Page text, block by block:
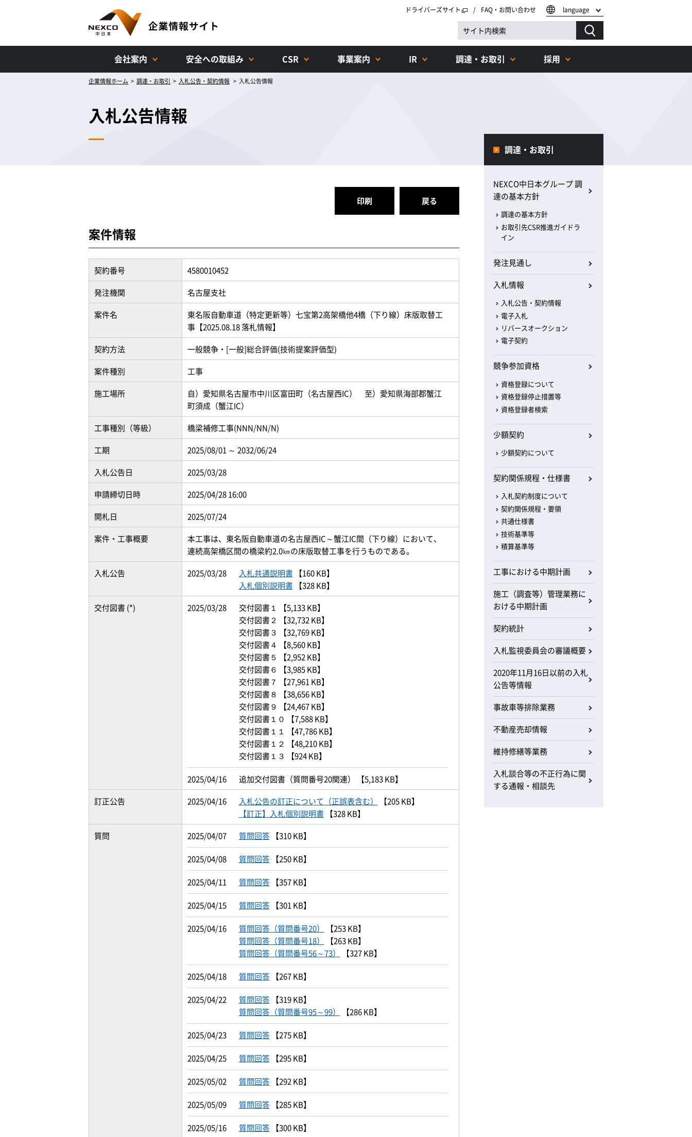
ドライバーズサイト FAQ・お問い合わせ language
会社案内 安全への取組み CSR 事業案内 IR 調達・お取引 採用
企業情報ホーム > 調達・お取引 > 入札公告・契約情報 > 入札公告情報
入札公告情報
印刷 戻る
案件情報
契約番号
4580010452
発注機関
名古屋支社
案件名
東名阪自動車道（特定更新等）七宝第2高架橋他4橋（下り線）床版取替工
事【2025.08.18 落札情報】
契約方法
一般競争・[一般]総合評価(技術提案評価型)
案件種別
工事
施工場所
自）愛知県名古屋市中川区富田町（名古屋西IC） 至）愛知県海部郡蟹江
町須成（蟹江IC）
工事種別（等級）
橋梁補修工事(NNN/NN/N)
工期
2025/08/01 ～ 2032/06/24
入札公告日
2025/03/28
申請締切日時
2025/04/28 16:00
開札日
2025/07/24
案件・工事概要
本工事は、東名阪自動車道の名古屋西IC～蟹江IC間（下り線）において、
連続高架橋区間の橋梁約2.0㎞の床版取替工事を行うものである。
入札公告
2025/03/28 入札共通説明書【160 KB】
入札個別説明書【328 KB】
交付図書 (*)
2025/03/28 交付図書１
【5,133 KB】
交付図書２
【32,732 KB】
交付図書３
【32,769 KB】
交付図書４
【8,560 KB】
交付図書５
【2,952 KB】
交付図書６
【3,985 KB】
交付図書７
【27,961 KB】
交付図書８
【38,656 KB】
交付図書９
【24,467 KB】
交付図書１０
【7,588 KB】
交付図書１１
【47,786 KB】
交付図書１２
【48,210 KB】
交付図書１３
【924 KB】
2025/04/16 追加交付図書（質問番号20関連）
【5,183 KB】
訂正公告
2025/04/16 入札公告の訂正について（正誤表含む）
【205 KB】
【訂正】入札個別説明書【328 KB】
質問
2025/04/07 質問回答【310 KB】
2025/04/08 質問回答【250 KB】
2025/04/11 質問回答【357 KB】
2025/04/15 質問回答【301 KB】
2025/04/16 質問回答（質問番号20）
【253 KB】
質問回答（質問番号18）
【263 KB】
質問回答（質問番号56～73）
【327 KB】
2025/04/18 質問回答【267 KB】
2025/04/22 質問回答【319 KB】
質問回答（質問番号95～99）
【286 KB】
2025/04/23 質問回答【275 KB】
2025/04/25 質問回答【295 KB】
2025/05/02 質問回答【292 KB】
2025/05/09 質問回答【285 KB】
2025/05/16 質問回答【300 KB】
調達・お取引
NEXCO中日本グループ 調
達の基本方針
調達の基本方針
お取引先CSR推進ガイドラ
イン
発注見通し
入札情報
入札公告・契約情報
電子入札
リバースオークション
電子契約
競争参加資格
資格登録について
資格登録停止措置等
資格登録者検索
少額契約
少額契約について
契約関係規程・仕様書
入札契約制度について
契約関係規程・要領
共通仕様書
技術基準等
積算基準等
工事における中期計画
施工（調査等）管理業務に
おける中期計画
契約統計
入札監視委員会の審議概要
2020年11月16日以前の入札
公告等情報
事故車等排除業務
不動産売却情報
維持修繕等業務
入札談合等の不正行為に関
する通報・相談先